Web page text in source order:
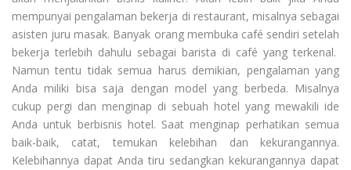
mempunyai pengalaman bekerja di restaurant, misalnya sebagai
asisten juru masak. Banyak orang membuka café sendiri setelah
bekerja terlebih dahulu sebagai barista di café yang terkenal.
Namun tentu tidak semua harus demikian, pengalaman yang
Anda miliki bisa saja dengan model yang berbeda. Misalnya
cukup pergi dan menginap di sebuah hotel yang mewakili ide
Anda untuk berbisnis hotel. Saat menginap perhatikan semua
baik-baik, catat, temukan kelebihan dan kekurangannya.
Kelebihannya dapat Anda tiru sedangkan kekurangannya dapat